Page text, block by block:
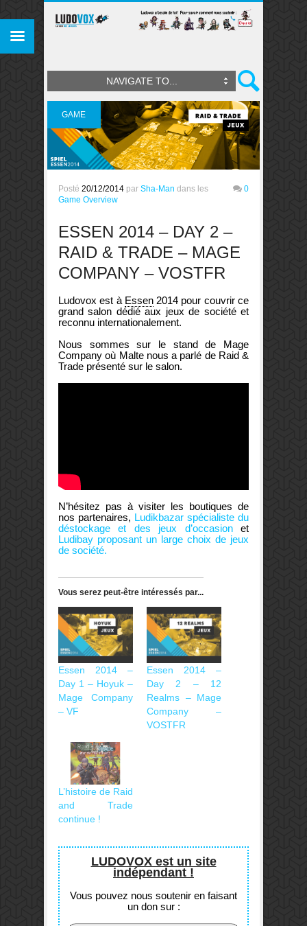
NAVIGATE TO...
GAME
OVERVIEW
Posté 20/12/2014 par Sha-Man dans les
Game Overview
0
ESSEN 2014 – DAY 2 –
RAID & TRADE – MAGE
COMPANY – VOSTFR
Ludovox est à Essen2014 pour couvrir ce
grand salon dédié aux jeux de société et
reconnu internationalement.
Nous sommes sur le stand de Mage
Company où Malte nous a parlé de Raid &
Trade présenté sur le salon.
N’hésitez pas à visiter les boutiques de
nos partenaires, Ludikbazar spécialiste du
déstockage et des jeux d’occasionet
Ludibay proposant un large choix de jeux
de société.
Vous serez peut-être intéressés par...
Essen 2014 –
Day 1 – Hoyuk –
Mage Company
– VF
Essen 2014 –
Day 2 – 12
Realms – Mage
Company –
VOSTFR
L’histoire de Raid
and Trade
continue !
LUDOVOX est un site
indépendant !
Vous pouvez nous soutenir en faisant
un don sur :